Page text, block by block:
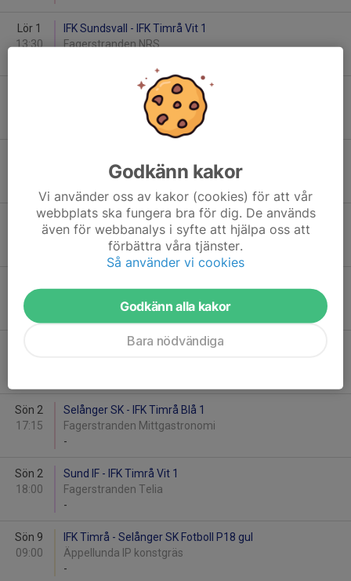
Lör 1
13:30
IFK Sundsvall - IFK Timrå Vit 1
Fagerstranden NRS
Kubikenborgs IF - IFK Timrå Vit 1
Fagerstranden Mittgastronomi
Fagerstranden EAB
Sön 2
08:15
Strands IF Norr - IFK Timrå Vit 1
Fagerstranden YP yrkesbutiker
11:15
Fagerstranden Telia
Kungsnäs FC - IFK Timrå Vit 1
Sön 2
17:15
Selånger SK - IFK Timrå Blå 1
Fagerstranden Mittgastronomi
-
Sön 2
18:00
Sund IF - IFK Timrå Vit 1
Fagerstranden Telia
-
Sön 9
09:00
IFK Timrå - Selånger SK Fotboll P18 gul
Äppellunda IP konstgräs
-
Godkänn kakor
Vi använder oss av kakor (cookies) för att vår
webbplats ska fungera bra för dig. De används
även för webbanalys i syfte att hjälpa oss att
förbättra våra tjänster.
Så använder vi cookies
Godkänn alla kakor
Bara nödvändiga